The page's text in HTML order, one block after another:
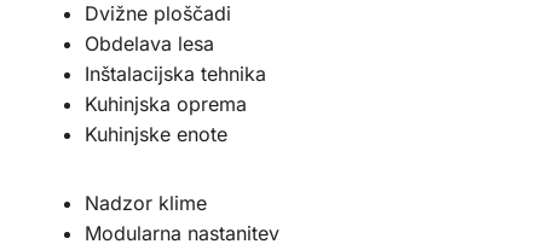
Dvižne ploščadi
Obdelava lesa
Inštalacijska tehnika
Kuhinjska oprema
Kuhinjske enote
Nadzor klime
Modularna nastanitev